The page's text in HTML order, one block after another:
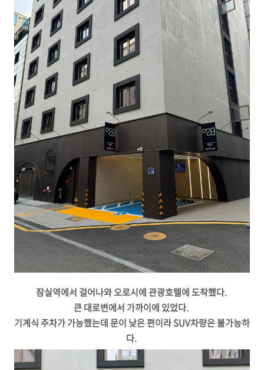
잠실역에서 걸어나와 오로시에 관광호텔에 도착했다.
큰 대로변에서 가까이에 있었다.
기계식 주차가 가능했는데 문이 낮은 편이라 SUV차량은 불가능하
다.